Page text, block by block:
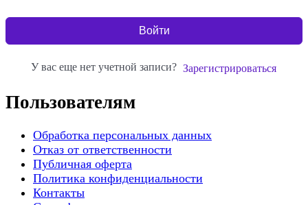
Войти
У вас еще нет учетной записи? Зарегистрироваться
Пользователям
Обработка персональных данных
Отказ от ответственности
Публичная оферта
Политика конфиденциальности
Контакты